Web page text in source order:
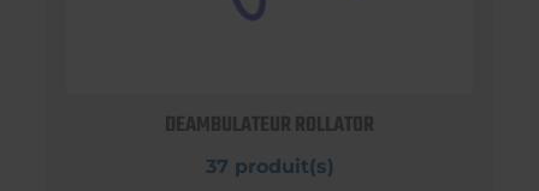
DEAMBULATEUR ROLLATOR
37 produit(s)